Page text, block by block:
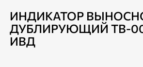
ИНДИКАТОР
ДУБЛИРУЮЩИЙ ТВ-
ИВД